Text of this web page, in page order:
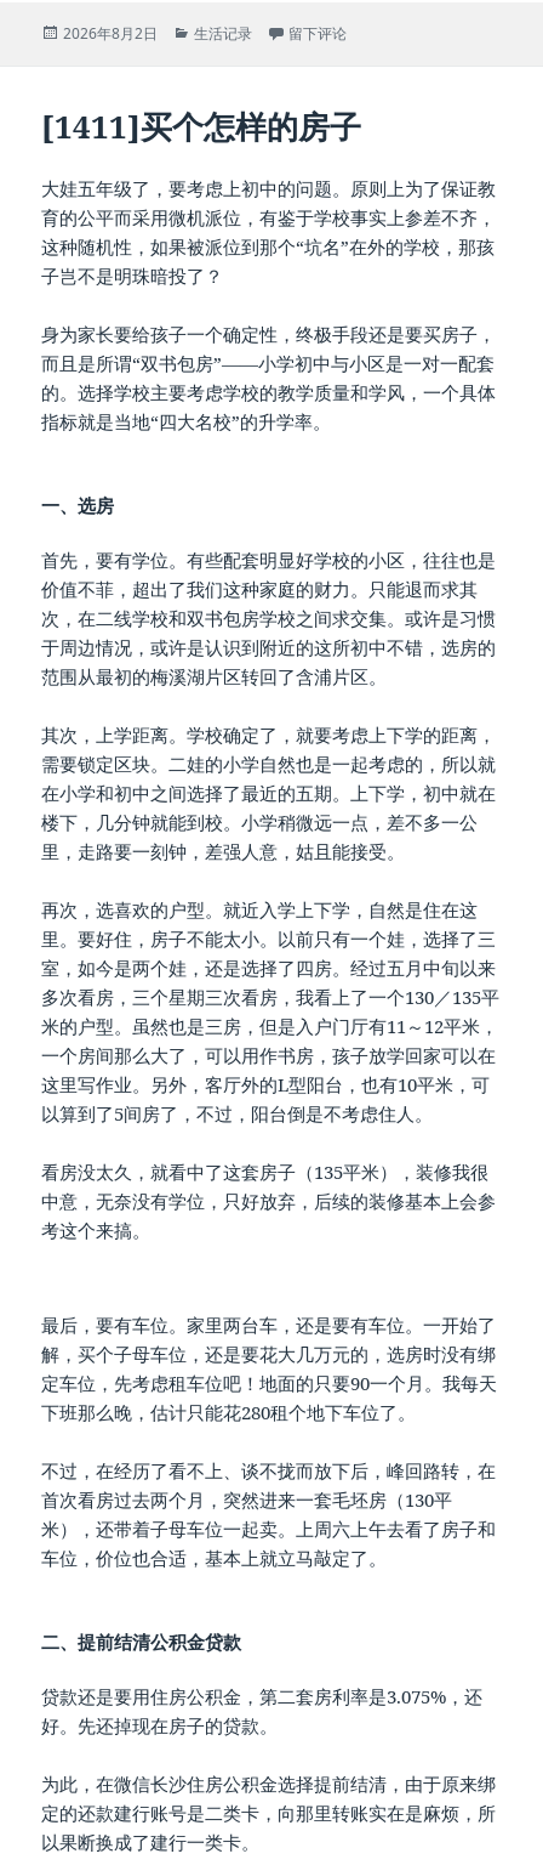
发
2026年8月2日
分
生活记录 于[1412]亲自设计定制纪念品
留下评论
[1411]买个怎样的房子
大娃五年级了，要考虑上初中的问题。原则上为了保证教
育的公平而采用微机派位，有鉴于学校事实上参差不齐，
这种随机性，如果被派位到那个“坑名”在外的学校，那孩
子岂不是明珠暗投了？
身为家长要给孩子一个确定性，终极手段还是要买房子，
而且是所谓“双书包房”——小学初中与小区是一对一配套
的。选择学校主要考虑学校的教学质量和学风，一个具体
指标就是当地“四大名校”的升学率。
一、选房
首先，要有学位。有些配套明显好学校的小区，往往也是
价值不菲，超出了我们这种家庭的财力。只能退而求其
次，在二线学校和双书包房学校之间求交集。或许是习惯
于周边情况，或许是认识到附近的这所初中不错，选房的
范围从最初的梅溪湖片区转回了含浦片区。
其次，上学距离。学校确定了，就要考虑上下学的距离，
需要锁定区块。二娃的小学自然也是一起考虑的，所以就
在小学和初中之间选择了最近的五期。上下学，初中就在
楼下，几分钟就能到校。小学稍微远一点，差不多一公
里，走路要一刻钟，差强人意，姑且能接受。
再次，选喜欢的户型。就近入学上下学，自然是住在这
里。要好住，房子不能太小。以前只有一个娃，选择了三
室，如今是两个娃，还是选择了四房。经过五月中旬以来
多次看房，三个星期三次看房，我看上了一个130／135平
米的户型。虽然也是三房，但是入户门厅有11～12平米，
一个房间那么大了，可以用作书房，孩子放学回家可以在
这里写作业。另外，客厅外的L型阳台，也有10平米，可
以算到了5间房了，不过，阳台倒是不考虑住人。
看房没太久，就看中了这套房子（135平米），装修我很
中意，无奈没有学位，只好放弃，后续的装修基本上会参
考这个来搞。
最后，要有车位。家里两台车，还是要有车位。一开始了
解，买个子母车位，还是要花大几万元的，选房时没有绑
定车位，先考虑租车位吧！地面的只要90一个月。我每天
下班那么晚，估计只能花280租个地下车位了。
不过，在经历了看不上、谈不拢而放下后，峰回路转，在
首次看房过去两个月，突然进来一套毛坯房（130平
米），还带着子母车位一起卖。上周六上午去看了房子和
车位，价位也合适，基本上就立马敲定了。
二、提前结清公积金贷款
贷款还是要用住房公积金，第二套房利率是3.075%，还
好。先还掉现在房子的贷款。
为此，在微信长沙住房公积金选择提前结清，由于原来绑
定的还款建行账号是二类卡，向那里转账实在是麻烦，所
以果断换成了建行一类卡。